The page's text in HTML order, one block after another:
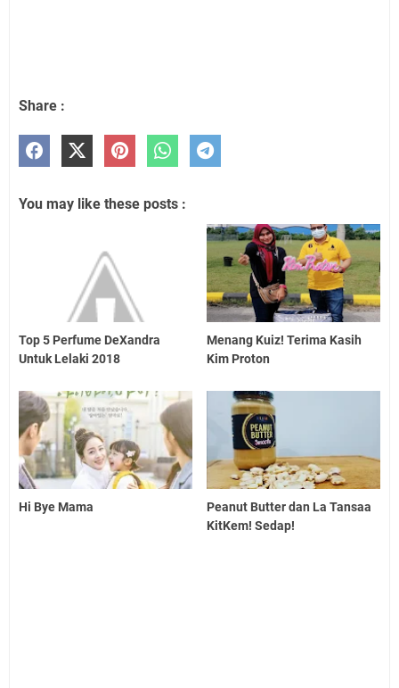
Share :
You may like these posts :
Top 5 Perfume DeXandra
Untuk Lelaki 2018
Menang Kuiz! Terima Kasih
Kim Proton
Hi Bye Mama
Peanut Butter dan La Tansaa
KitKem! Sedap!